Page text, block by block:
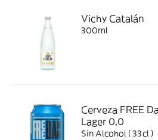
Vichy Catalán
300ml
Cerveza FREE
Lager 0,0
Sin Alcohol ( 33cl )